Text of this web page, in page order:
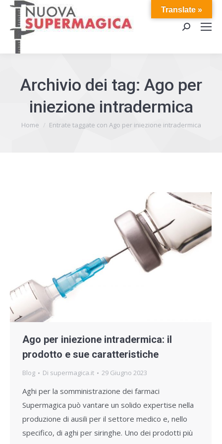
Cerca:
Archivio dei tag: Ago per
iniezione intradermica
Tu sei qui:
Home Entrate taggate con Ago per iniezione intradermica
Ago per iniezione intradermica: il
prodotto e sue caratteristiche
Blog Di supermagica.it 29 Giugno 2023
Aghi per la somministrazione dei farmaci
Supermagica può vantare un solido expertise nella
produzione di ausili per il settore medico e, nello
specifico, di aghi per siringhe. Uno dei prodotti più
Translate »